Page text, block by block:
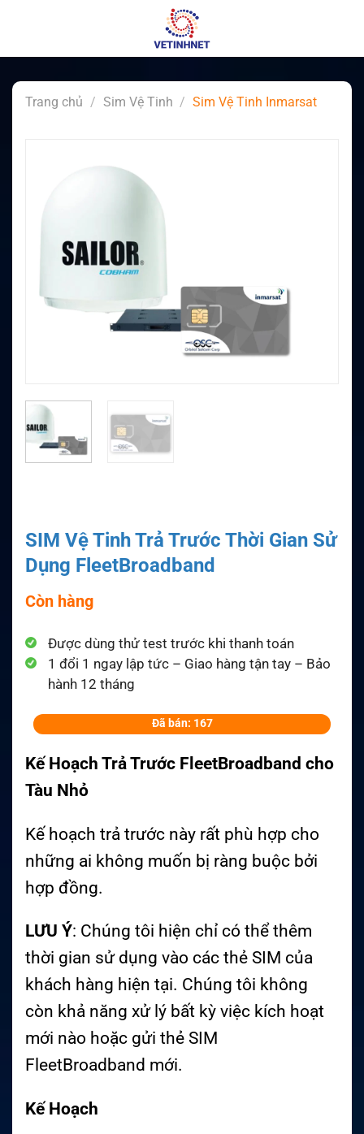
Trang chủ / Sim Vệ Tinh / Sim Vệ Tinh Inmarsat
SIM Vệ Tinh Trả Trước Thời Gian Sử
Dụng FleetBroadband
Còn hàng
Được dùng thử test trước khi thanh toán
1 đổi 1 ngay lập tức – Giao hàng tận tay – Bảo
hành 12 tháng
Đã bán: 167
Kế Hoạch Trả Trước FleetBroadband cho
Tàu Nhỏ
Kế hoạch trả trước này rất phù hợp cho
những ai không muốn bị ràng buộc bởi
hợp đồng.
LƯU Ý: Chúng tôi hiện chỉ có thể thêm
thời gian sử dụng vào các thẻ SIM của
khách hàng hiện tại. Chúng tôi không
còn khả năng xử lý bất kỳ việc kích hoạt
mới nào hoặc gửi thẻ SIM
FleetBroadband mới.
Kế Hoạch